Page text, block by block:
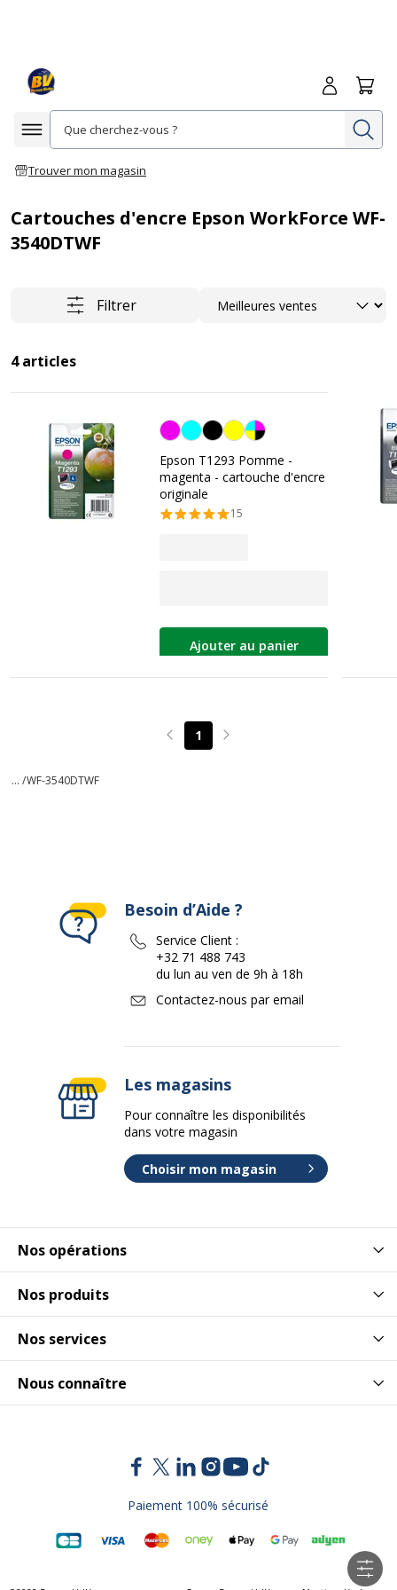
Afficher la navigation
Trouver mon magasin
Me
Cartouches d'encre Epson WorkForce WF-
3540DTWF
Filtrer Trier
4 articles
Magenta
Epson T1293 Pomme -
magenta - cartouche d'encre
originale
15
Ajouter au panier
Page précédente
1 Page suivante
... /WF-3540DTWF
Nos opérations
Nos produits
Nos services
Nous connaître
Besoin d’Aide ?
Service Client :
+32 71 488 743
du lun au ven de 9h à 18h
Contactez-nous par email
Les magasins
Pour connaître les disponibilités
dans votre magasin
Choisir mon magasin
Paiement 100% sécurisé